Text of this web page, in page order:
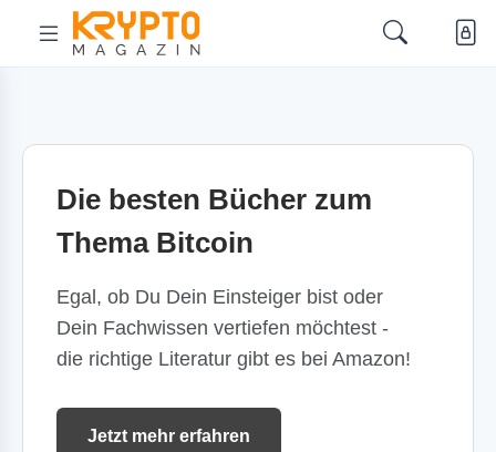
Die besten Bücher zum
Thema Bitcoin
Egal, ob Du Dein Einsteiger bist oder
Dein Fachwissen vertiefen möchtest -
die richtige Literatur gibt es bei Amazon!
Jetzt mehr erfahren